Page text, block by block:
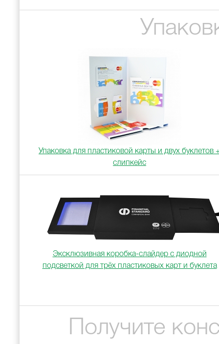
Упаковка для пластиковой карты и двух буклетов
слипкейс
Эксклюзивная коробка-слайдер с диодной
подсветкой для трёх пластиковых карт и буклета
Получите